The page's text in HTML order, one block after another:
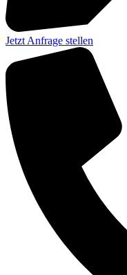
Jetzt Anfrage stellen